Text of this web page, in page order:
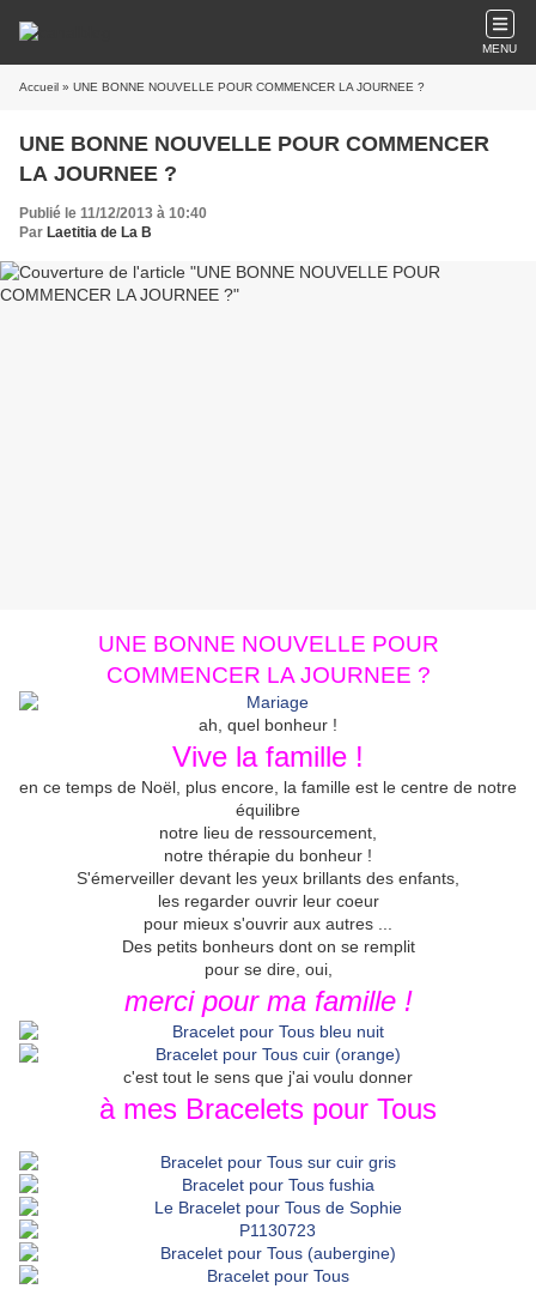
MENU
Accueil » UNE BONNE NOUVELLE POUR COMMENCER LA JOURNEE ?
UNE BONNE NOUVELLE POUR COMMENCER
LA JOURNEE ?
Publié le 11/12/2013 à 10:40
Par Laetitia de La B
UNE BONNE NOUVELLE POUR
COMMENCER LA JOURNEE ?
ah, quel bonheur !
Vive la famille !
en ce temps de Noël, plus encore, la famille est le centre de notre
équilibre
notre lieu de ressourcement,
notre thérapie du bonheur !
S'émerveiller devant les yeux brillants des enfants,
les regarder ouvrir leur coeur
pour mieux s'ouvrir aux autres ...
Des petits bonheurs dont on se remplit
pour se dire, oui,
merci pour ma famille !
c'est tout le sens que j'ai voulu donner
à mes Bracelets pour Tous